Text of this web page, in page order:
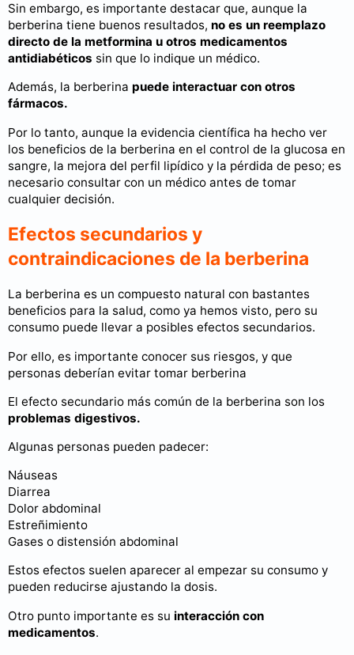
Sin embargo, es importante destacar que, aunque la
berberina tiene buenos resultados, no es un reemplazo
directo de la metformina u otros medicamentos
antidiabéticos sin que lo indique un médico.
Además, la berberina puede interactuar con otros
fármacos.
Por lo tanto, aunque la evidencia científica ha hecho ver
los beneficios de la berberina en el control de la glucosa en
sangre, la mejora del perfil lipídico y la pérdida de peso; es
necesario consultar con un médico antes de tomar
cualquier decisión.
Efectos secundarios y
contraindicaciones de la berberina
La berberina es un compuesto natural con bastantes
beneficios para la salud, como ya hemos visto, pero su
consumo puede llevar a posibles efectos secundarios.
Por ello, es importante conocer sus riesgos, y que
personas deberían evitar tomar berberina
El efecto secundario más común de la berberina son los
problemas digestivos.
Algunas personas pueden padecer:
Náuseas
Diarrea
Dolor abdominal
Estreñimiento
Gases o distensión abdominal
Estos efectos suelen aparecer al empezar su consumo y
pueden reducirse ajustando la dosis.
Otro punto importante es su interacción con
medicamentos.